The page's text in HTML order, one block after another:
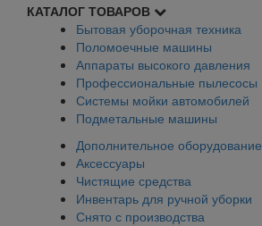
КАТАЛОГ ТОВАРОВ
Бытовая уборочная техника
Поломоечные машины
Аппараты высокого давления
Профессиональные пылесосы
Системы мойки автомобилей
Подметальные машины
Дополнительное оборудование
Аксессуары
Чистящие средства
Инвентарь для ручной уборки
Снято с производства